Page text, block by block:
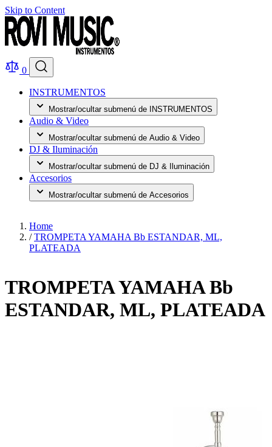
Skip to Content
0
INSTRUMENTOS
Mostrar/ocultar submenú de INSTRUMENTOS
Audio & Video
Mostrar/ocultar submenú de Audio & Video
DJ & Iluminación
Mostrar/ocultar submenú de DJ & Iluminación
Accesorios
Mostrar/ocultar submenú de Accesorios
Home
/ TROMPETA YAMAHA Bb ESTANDAR, ML,
PLATEADA
TROMPETA YAMAHA Bb
ESTANDAR, ML, PLATEADA